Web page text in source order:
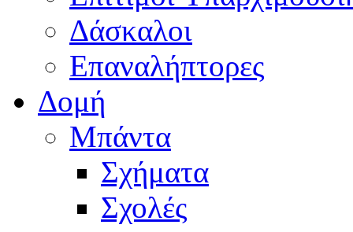
Δάσκαλοι
Επαναλήπτορες
Δομή
Μπάντα
Σχήματα
Σχολές